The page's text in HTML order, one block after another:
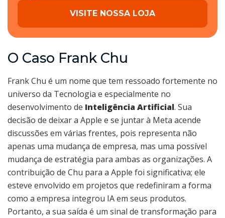
VISITE NOSSA LOJA
O Caso Frank Chu
Frank Chu é um nome que tem ressoado fortemente no
universo da Tecnologia e especialmente no
desenvolvimento de Inteligência Artificial. Sua
decisão de deixar a Apple e se juntar à Meta acende
discussões em várias frentes, pois representa não
apenas uma mudança de empresa, mas uma possível
mudança de estratégia para ambas as organizações. A
contribuição de Chu para a Apple foi significativa; ele
esteve envolvido em projetos que redefiniram a forma
como a empresa integrou IA em seus produtos.
Portanto, a sua saída é um sinal de transformação para